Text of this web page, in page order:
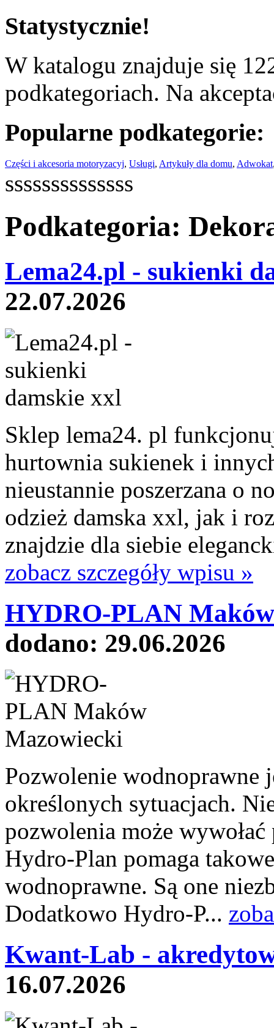
Statystycznie!
W katalogu znajduje się
podkategoriach. Na
Popularne podkategorie:
Części i akcesoria motoryzacyj, Usługi, Artykuły dla domu, Adwokat
ssssssssssssss
Podkategoria:
Lema24.pl - sukienki
22.07.2026
Sklep lema24. pl
hurtownia sukienek i
nieustannie poszerzana o
odzież damska xxl, jak i
znajdzie dla siebie
zobacz szczegóły wpisu »
HYDRO-PLAN
dodano: 29.06.2026
Pozwolenie wodnoprawne
określonych sytuacjach.
pozwolenia może
Hydro-Plan pomaga
wodnoprawne. Są one
Dodatkowo Hydro-P...
Kwant-Lab -
16.07.2026